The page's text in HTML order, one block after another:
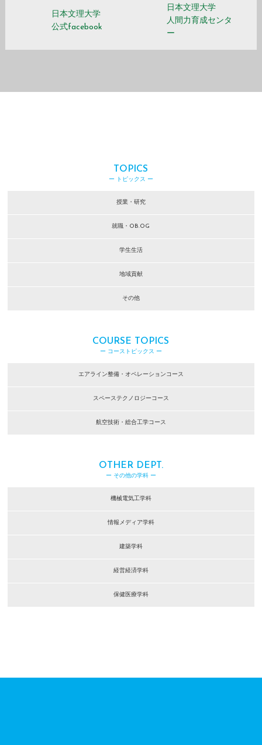
日本文理大学
公式facebook
日本文理大学
人間力育成センタ
ー
TOPICS
ー トピックス ー
授業・研究
就職・OB.OG
学生生活
地域貢献
その他
COURSE TOPICS
ー コーストピックス ー
エアライン整備・オペレーションコース
スペーステクノロジーコース
航空技術・総合工学コース
OTHER DEPT.
ー その他の学科 ー
機械電気工学科
情報メディア学科
建築学科
経営経済学科
保健医療学科